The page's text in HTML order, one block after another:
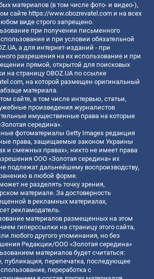
материалов (в том числе фото- и видео-),
сайте https://www.obozrevatel.com и на всех
виде строго запрещено.
при получении письменного
и при условии обязательной
а для интернет-изданий - при
разрешения на их использование и при
прямой, открытой для поисковых
на страницу OBOZ.UA по ссылке
, на которой размещен оригинальный
материала.
сайте, в том числе интервью, статьи,
произведения журналистов
имущественные права на которые
середина».
фотоматериалы Getty Images редакция
права, защищаемые законом Украины
и смежных правах», никто не имеет права
ООО «Золотая середина» их
подлежат дальнейшему воспроизводству,
в любой форме.
не разделять точку зрения,
материале. За достоверность
в рекламных материалах,
рекламодатель.
материалов размещенных на этом
гиперссылки на страницу этого сайта,
любого другого упоминания, но без
Редакции/ООО «Золотая середина»
материалов будет считаться:
публикация, перепечатка, последующее
переработка с